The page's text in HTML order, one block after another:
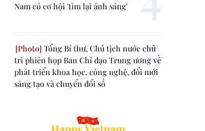
Nam có cơ hội 'tìm lại ánh sáng'
Tổng Bí thư, Chủ tịch nước chủ
trì phiên họp Ban Chỉ đạo Trung ương về
phát triển khoa học, công nghệ, đổi mới
sáng tạo và chuyển đổi số